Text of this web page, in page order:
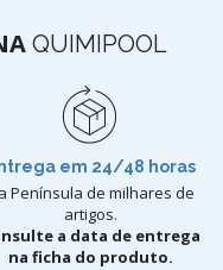
QUIMIPOOL
em 24/48 horas
Península de milhares de
artigos.
a data de entrega
na ficha do produto.